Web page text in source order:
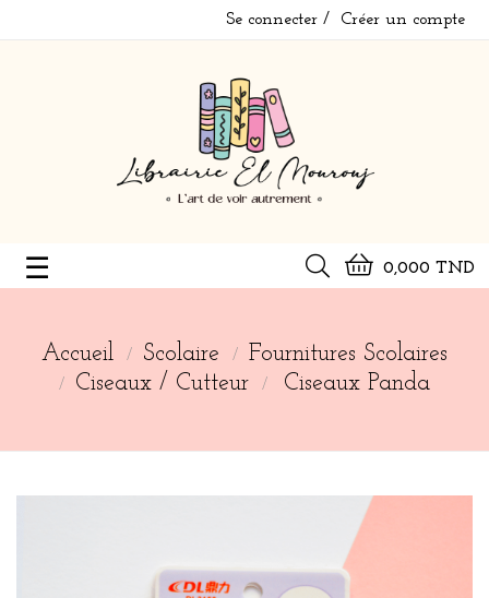
Se connecter Créer un compte
0,000 TND
Basculer
☰
Accueil Scolaire
Fournitures Scolaires
Ciseaux / Cutteur
Ciseaux Panda